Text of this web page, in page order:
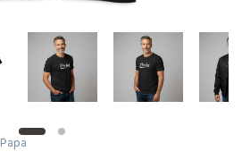
Papa